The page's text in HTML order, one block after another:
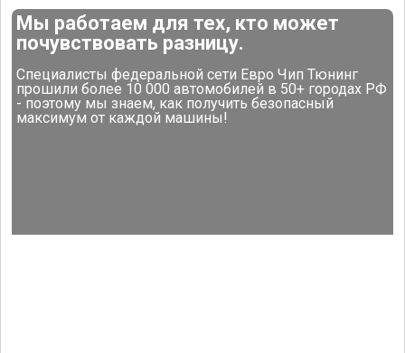
Мы работаем для тех, кто может
почувствовать разницу.
Специалисты федеральной сети Евро Чип Тюнинг
прошили более 10 000 автомобилей в 50+ городах РФ
- поэтому мы знаем, как получить безопасный
максимум от каждой машины!